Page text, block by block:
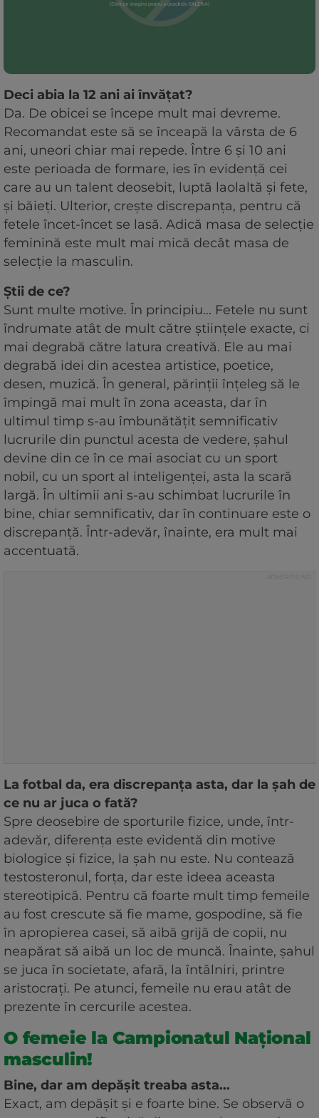
Deci abia la 12 ani ai învățat?
Da. De obicei se începe mult mai devreme.
Recomandat este să se înceapă la vârsta de 6
ani, uneori chiar mai repede. Între 6 și 10 ani
este perioada de formare, ies în evidență cei
care au un talent deosebit, luptă laolaltă și fete,
și băieți. Ulterior, creşte discrepanţa, pentru că
fetele încet-încet se lasă. Adică masa de selecţie
feminină este mult mai mică decât masa de
selecţie la masculin.
Știi de ce?
Sunt multe motive. În principiu... Fetele nu sunt
îndrumate atât de mult către științele exacte, ci
mai degrabă către latura creativă. Ele au mai
degrabă idei din acestea artistice, poetice,
desen, muzică. În general, părinții înțeleg să le
împingă mai mult în zona aceasta, dar în
ultimul timp s-au îmbunătățit semnificativ
lucrurile din punctul acesta de vedere, șahul
devine din ce în ce mai asociat cu un sport
nobil, cu un sport al inteligenței, asta la scară
largă. În ultimii ani s-au schimbat lucrurile în
bine, chiar semnificativ, dar în continuare este o
discrepanță. Într-adevăr, înainte, era mult mai
accentuată.
La fotbal da, era discrepanța asta, dar la șah de
ce nu ar juca o fată?
Spre deosebire de sporturile fizice, unde, într-
adevăr, diferența este evidentă din motive
biologice și fizice, la șah nu este. Nu contează
testosteronul, forța, dar este ideea aceasta
stereotipică. Pentru că foarte mult timp femeile
au fost crescute să fie mame, gospodine, să fie
în apropierea casei, să aibă grijă de copii, nu
neapărat să aibă un loc de muncă. Înainte, șahul
se juca în societate, afară, la întâlniri, printre
aristocrați. Pe atunci, femeile nu erau atât de
prezente în cercurile acestea.
O femeie la Campionatul Național
masculin!
Bine, dar am depășit treaba asta...
Exact, am depășit și e foarte bine. Se observă o